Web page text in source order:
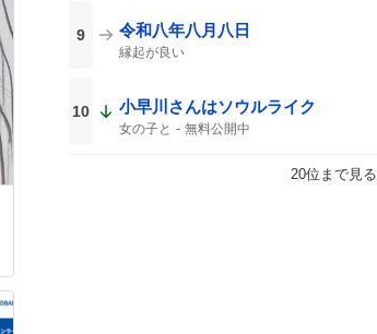
9 令和八年八月八日
縁起が良い
10 小早川さんはソウルライク
女の子と 無料公開中
20位まで見る